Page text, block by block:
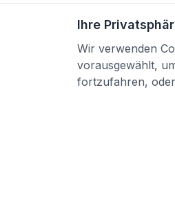
Ihre
Wir verwenden
vorausgewählt,
fortzufahren,